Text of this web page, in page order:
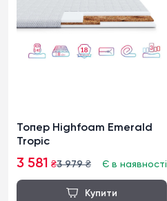
Топер Highfoam Emerald
Tropic
3 581 ₴3 979₴ Є в наявності